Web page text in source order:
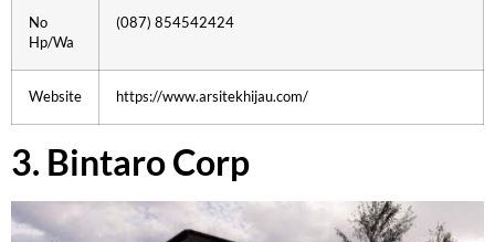
No
Hp/Wa
(087) 854542424
Website https://www.arsitekhijau.com/
3. Bintaro Corp